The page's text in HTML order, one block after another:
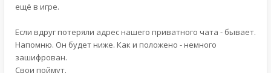
ещё в игре.
Если вдруг потеряли адрес нашего приватного чата - бывает.
Напомню. Он будет ниже. Как и положено - немного
зашифрован.
Свои поймут.